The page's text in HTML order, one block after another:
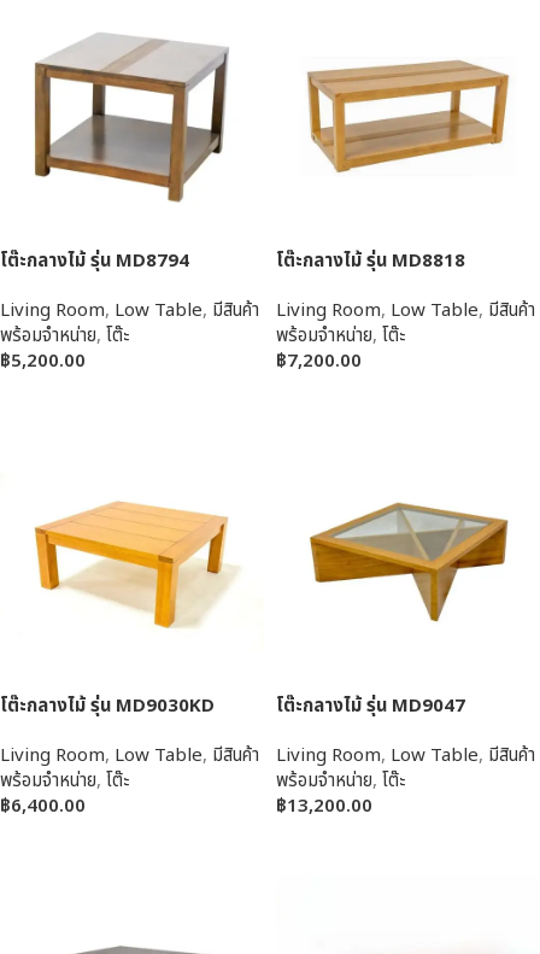
โต๊ะกลางไม้ รุ่น MD8794
Living Room, Low Table, มีสินค้า
พร้อมจำหน่าย, โต๊ะ
฿5,200.00
โต๊ะกลางไม้ รุ่น MD8818
Living Room, Low Table, มีสินค้า
พร้อมจำหน่าย, โต๊ะ
฿7,200.00
โต๊ะกลางไม้ รุ่น MD9030KD
Living Room, Low Table, มีสินค้า
พร้อมจำหน่าย, โต๊ะ
฿6,400.00
โต๊ะกลางไม้ รุ่น MD9047
Living Room, Low Table, มีสินค้า
พร้อมจำหน่าย, โต๊ะ
฿13,200.00